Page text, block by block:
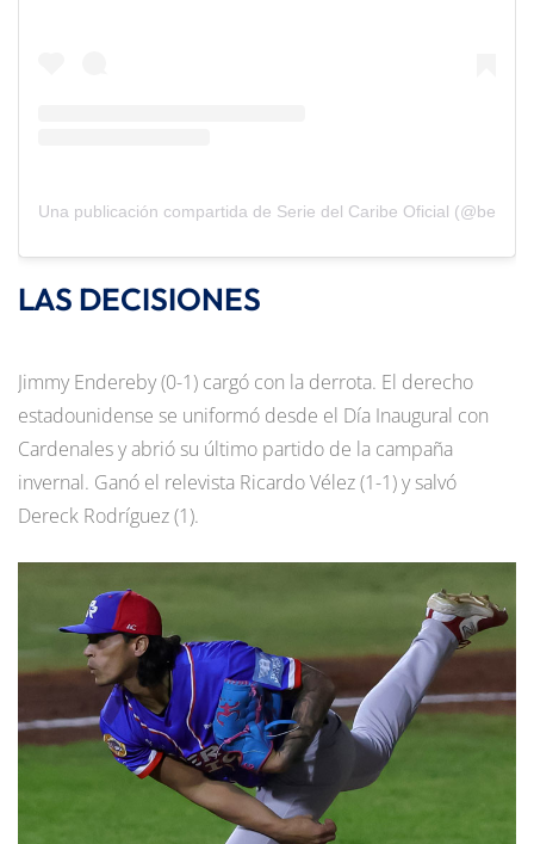
Una publicación compartida de Serie del Caribe Oficial
LAS DECISIONES
Jimmy Endereby (0-1) cargó con la derrota. El derecho
estadounidense se uniformó desde el Día Inaugural con
Cardenales y abrió su último partido de la campaña
invernal. Ganó el relevista Ricardo Vélez (1-1) y salvó
Dereck Rodríguez (1).